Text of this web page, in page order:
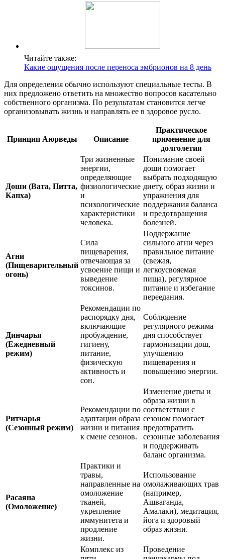
Читайте также:
Какие ощущения после переноса эмбрионов на 8 день
Для определения обычно используют специальные тесты. В
них предложено ответить на множество вопросов касательно
собственного организма. По результатам становится легче
организовывать жизнь и направлять ее в здоровое русло.
Принцип Аюрведы Описание
Практическое
применение для
долголетия
Доши (Вата, Питта,
Капха)
Три жизненные
энергии,
определяющие
физиологические
и
психологические
характеристики
человека.
Понимание своей
доши помогает
выбрать подходящую
диету, образ жизни и
упражнения для
поддержания баланса
и предотвращения
болезней.
Агни
(Пищеварительный
огонь)
Сила
пищеварения,
отвечающая за
усвоение пищи и
выведение
токсинов.
Поддержание
сильного агни через
правильное питание
(свежая,
легкоусвояемая
пища), регулярное
питание и избегание
переедания.
Динчарья
(Ежедневный
режим)
Рекомендации по
распорядку дня,
включающие
пробуждение,
гигиену,
питание,
физическую
активность и
сон.
Соблюдение
регулярного режима
дня способствует
гармонизации дош,
улучшению
пищеварения и
повышению энергии.
Ритчарья
(Сезонный режим)
Рекомендации по
адаптации образа
жизни и питания
к смене сезонов.
Изменение диеты и
образа жизни в
соответствии с
сезоном помогает
предотвратить
сезонные заболевания
и поддерживать
баланс организма.
Расаяна
(Омоложение)
Практики и
травы,
направленные на
омоложение
тканей,
укрепление
иммунитета и
продление
жизни.
Использование
омолаживающих трав
(например,
Ашваганда,
Амалаки), медитация,
йога и здоровый
образ жизни.
Комплекс из
Проведение